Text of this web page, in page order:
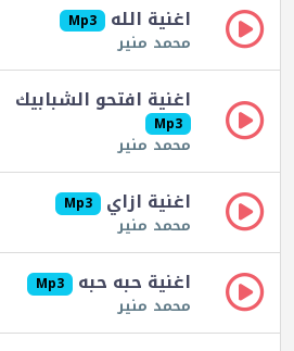
اغنية الله Mp3
محمد منير
اغنية افتحو الشبابيك
Mp3
محمد منير
اغنية ازاي Mp3
محمد منير
اغنية حبه حبه Mp3
محمد منير